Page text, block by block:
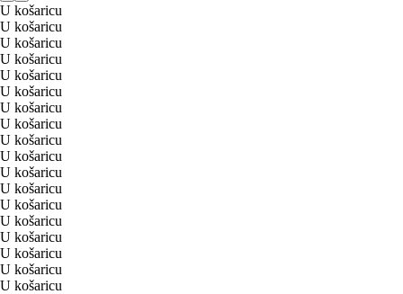
U košaricu
U košaricu
U košaricu
U košaricu
U košaricu
U košaricu
U košaricu
U košaricu
U košaricu
U košaricu
U košaricu
U košaricu
U košaricu
U košaricu
U košaricu
U košaricu
U košaricu
U košaricu